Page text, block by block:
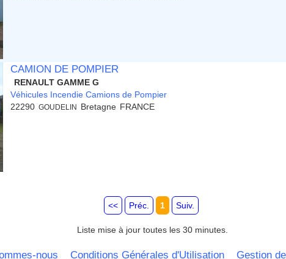
CAMION DE POMPIER
RENAULT GAMME G
Véhicules Incendie Camions de Pompier
22290 GOUDELIN Bretagne FRANCE
<< Préc. 1 Suiv.
Liste mise à jour toutes les 30 minutes.
nous Conditions Générales d'Utilisation Gestion